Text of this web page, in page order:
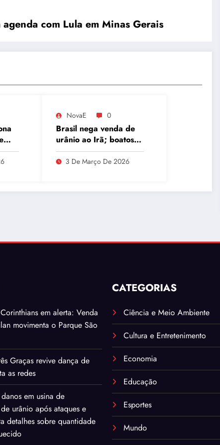
com Lula em Minas Gerais
NovaE 0
Brasil nega venda de
urânio ao Irã; boatos
associam Ucrânia e
Oriente Médio
3 De Março De 2026
em alerta: Venda
movimenta o Parque São
Graças revive dança de
as redes
em usina de
urânio após ataques e
detalhes sobre quantidade
CATEGORIAS
Ciência e Meio Ambiente
Cultura e Entretenimento
Economia
Educação
Esportes
Mundo